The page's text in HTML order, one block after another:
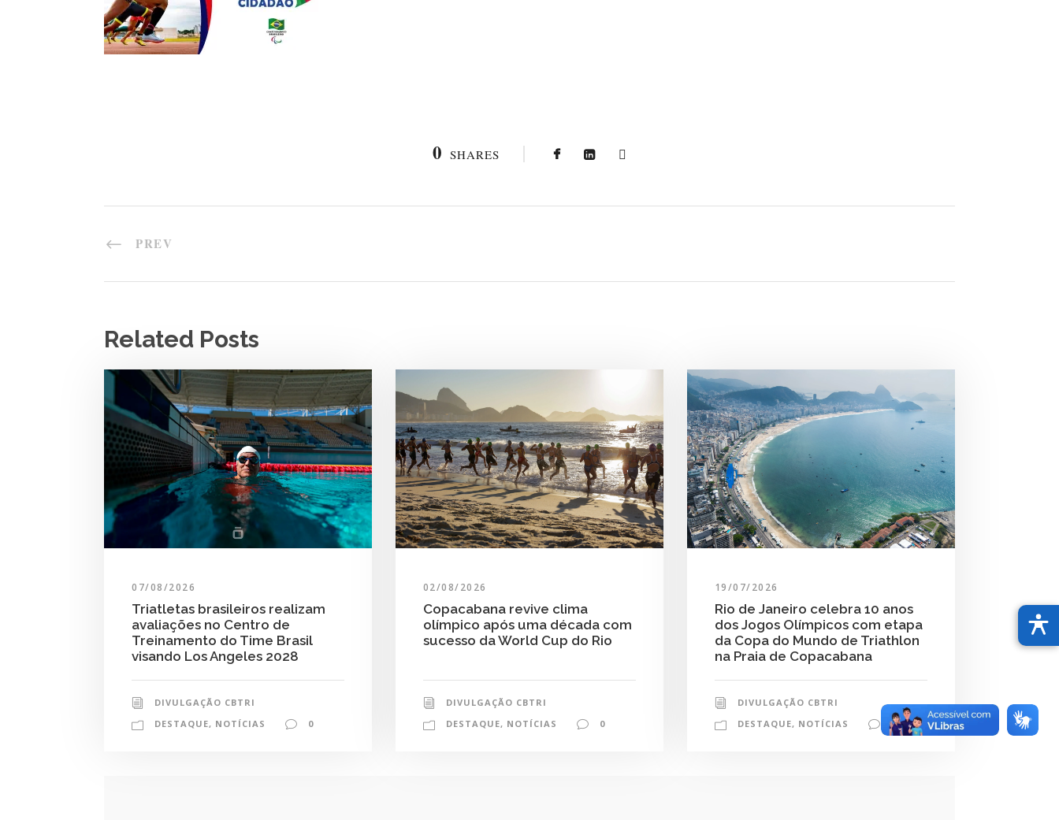
0 SHARES
PREV
Related Posts
07/08/2026
Triatletas brasileiros realizam
avaliações no Centro de
Treinamento do Time Brasil
visando Los Angeles 2028
DIVULGAÇÃO CBTRI
DESTAQUE, NOTÍCIAS 0
02/08/2026
Copacabana revive clima
olímpico após uma década com
sucesso da World Cup do Rio
DIVULGAÇÃO CBTRI
DESTAQUE, NOTÍCIAS 0
19/07/2026
Rio de Janeiro celebra 10 anos
dos Jogos Olímpicos com etapa
da Copa do Mundo de Triathlon
na Praia de Copacabana
DIVULGAÇÃO CBTRI
DESTAQUE, NOTÍCIAS 0